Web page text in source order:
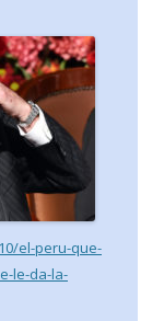
el-peru-que-
le-da-la-